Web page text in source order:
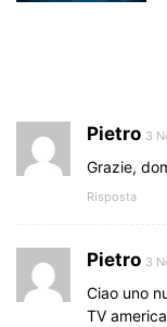
Pietro 3
Grazie,
Risposta
Pietro 3
Ciao uno
TV